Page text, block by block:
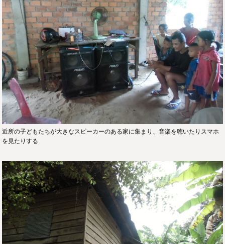
近所の子どもたちが大きなスピーカーのある家に集まり、音楽を聴いたりスマホ
を見たりする